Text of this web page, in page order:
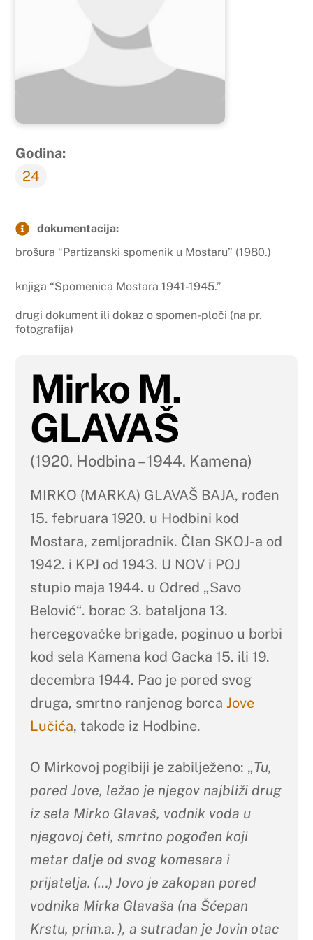
Godina:
24
dokumentacija:
brošura “Partizanski spomenik u Mostaru” (1980.)
knjiga “Spomenica Mostara 1941-1945.”
drugi dokument ili dokaz o spomen-ploči (na pr.
fotografija)
Mirko M.
GLAVAŠ
(1920. Hodbina – 1944. Kamena)
MIRKO (MARKA) GLAVAŠ BAJA, rođen
15. februara 1920. u Hodbini kod
Mostara, zemljoradnik. Član SKOJ-a od
1942. i KPJ od 1943. U NOV i POJ
stupio maja 1944. u Odred „Savo
Belović“. borac 3. bataljona 13.
hercegovačke brigade, poginuo u borbi
kod sela Kamena kod Gacka 15. ili 19.
decembra 1944. Pao je pored svog
druga, smrtno ranjenog borca Jove
Lučića, takođe iz Hodbine.
O Mirkovoj pogibiji je zabilježeno: „Tu,
pored Jove, ležao je njegov najbliži drug
iz sela Mirko Glavaš, vodnik voda u
njegovoj četi, smrtno pogođen koji
metar dalje od svog komesara i
prijatelja. (…) Jovo je zakopan pored
vodnika Mirka Glavaša (na Šćepan
Krstu, prim.a. ), a sutradan je Jovin otac